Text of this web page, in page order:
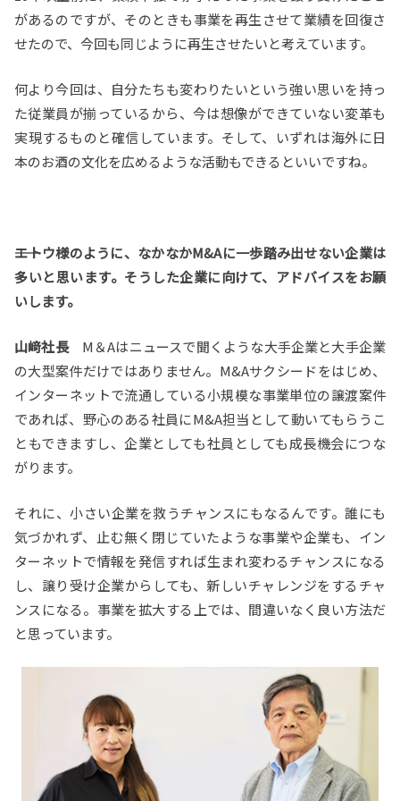
があるのですが、そのときも事業を再生させて業績を回復さ
せたので、今回も同じように再生させたいと考えています。
何より今回は、自分たちも変わりたいという強い思いを持っ
た従業員が揃っているから、今は想像ができていない変革も
実現するものと確信しています。そして、いずれは海外に日
本のお酒の文化を広めるような活動もできるといいですね。
――エトウ様のように、なかなかM&Aに一歩踏み出せない企業は
多いと思います。そうした企業に向けて、アドバイスをお願
いします。
山﨑社長M＆Aはニュースで聞くような大手企業と大手企業
の大型案件だけではありません。M&Aサクシードをはじめ、
インターネットで流通している小規模な事業単位の譲渡案件
であれば、野心のある社員にM&A担当として動いてもらうこ
ともできますし、企業としても社員としても成長機会につな
がります。
それに、小さい企業を救うチャンスにもなるんです。誰にも
気づかれず、止む無く閉じていたような事業や企業も、イン
ターネットで情報を発信すれば生まれ変わるチャンスになる
し、譲り受け企業からしても、新しいチャレンジをするチャ
ンスになる。事業を拡大する上では、間違いなく良い方法だ
と思っています。